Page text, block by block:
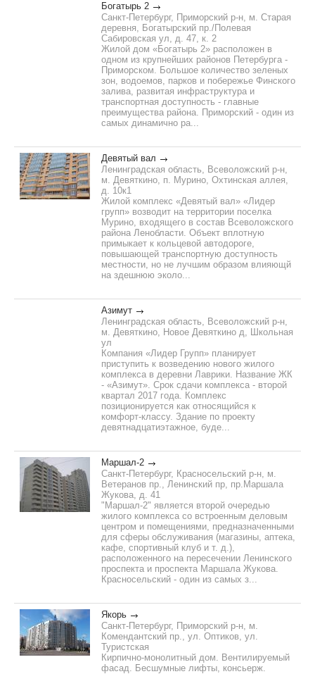
Богатырь 2
Санкт-Петербург, Приморский р-н, м. Старая
деревня, Богатырский пр./Полевая
Сабировская ул, д. 47, к. 2
Жилой дом «Богатырь 2» расположен в
одном из крупнейших районов Петербурга -
Приморском. Большое количество зеленых
зон, водоемов, парков и побережье Финского
залива, развитая инфраструктура и
транспортная доступность - главные
преимущества района. Приморский - один из
самых динамично ра...
Девятый вал
Ленинградская область, Всеволожский р-н,
м. Девяткино, п. Мурино, Охтинская аллея,
д. 10к1
Жилой комплекс «Девятый вал» «Лидер
групп» возводит на территории поселка
Мурино, входящего в состав Всеволожского
района Ленобласти. Объект вплотную
примыкает к кольцевой автодороге,
повышающей транспортную доступность
местности, но не лучшим образом влияющй
на здешнюю эколо...
Азимут
Ленинградская область, Всеволожский р-н,
м. Девяткино, Новое Девяткино д, Школьная
ул
Компания «Лидер Групп» планирует
приступить к возведению нового жилого
комплекса в деревни Лаврики. Название ЖК
- «Азимут». Срок сдачи комплекса - второй
квартал 2017 года. Комплекс
позиционируется как относящийся к
комфорт-классу. Здание по проекту
девятнадцатиэтажное, буде...
Маршал-2
Санкт-Петербург, Красносельский р-н, м.
Ветеранов пр., Ленинский пр, пр.Маршала
Жукова, д. 41
"Маршал-2" является второй очередью
жилого комплекса со встроенным деловым
центром и помещениями, предназначенными
для сферы обслуживания (магазины, аптека,
кафе, спортивный клуб и т. д.),
расположенного на пересечении Ленинского
проспекта и проспекта Маршала Жукова.
Красносельский - один из самых з...
Якорь
Санкт-Петербург, Приморский р-н, м.
Комендантский пр., ул. Оптиков, ул.
Туристская
Кирпично-монолитный дом. Вентилируемый
фасад. Бесшумные лифты, консьерж.